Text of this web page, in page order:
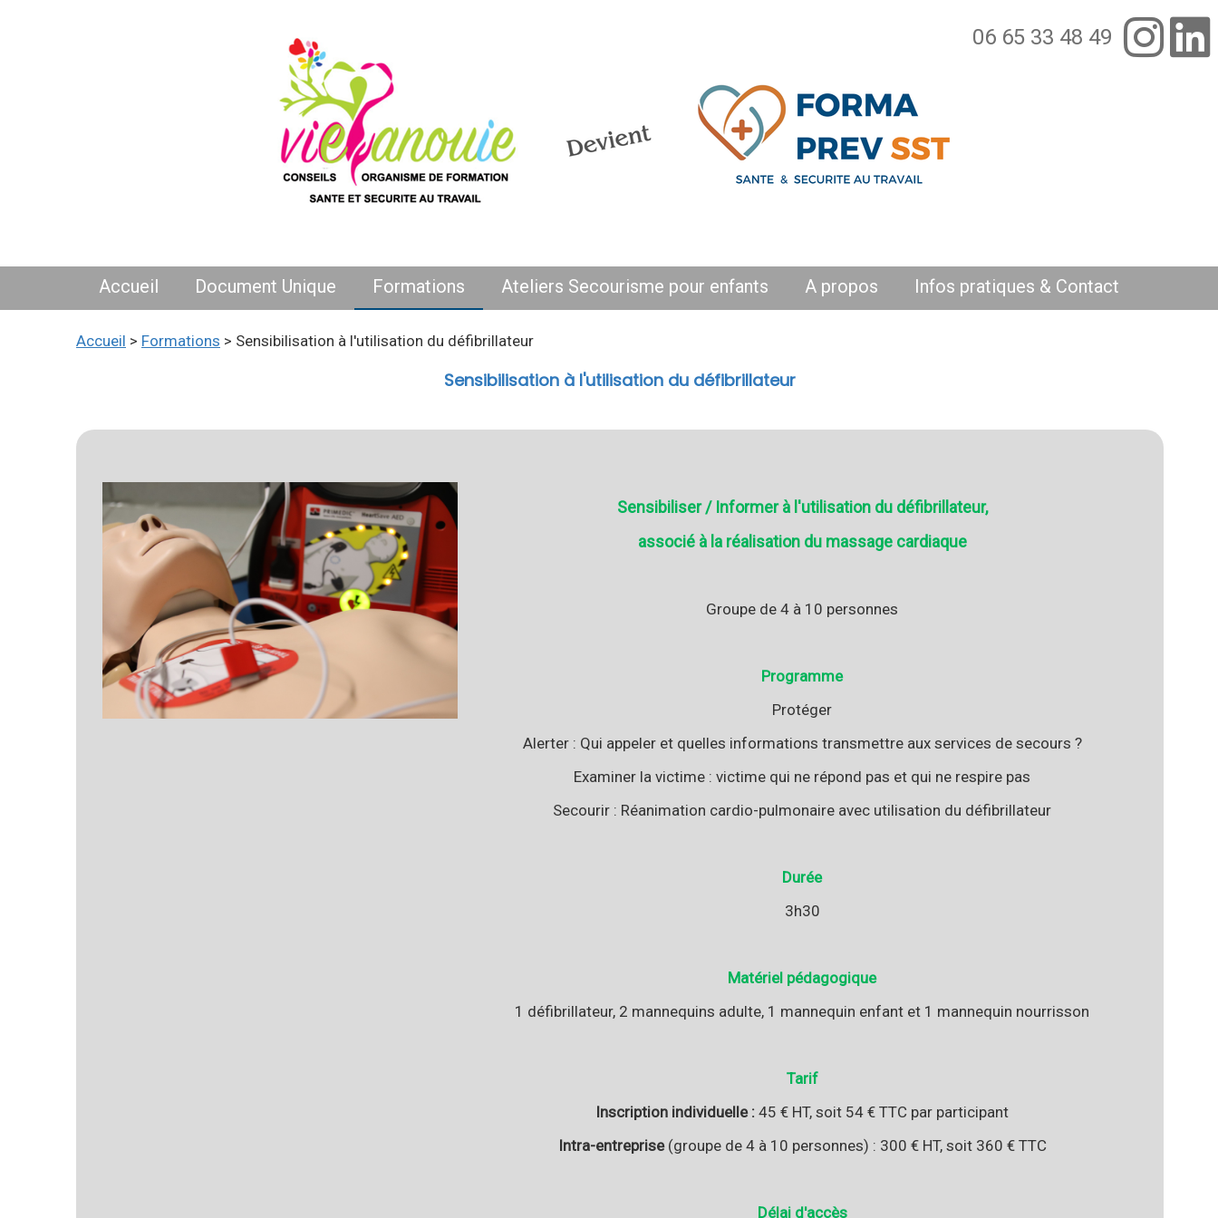
06 65 33 48 49
Accueil Document Unique Formations Ateliers Secourisme pour enfants A propos Infos pratiques & Contact
Accueil > Formations > Sensibilisation à l'utilisation du défibrillateur
Sensibilisation à l'utilisation du défibrillateur
Sensibiliser / Informer à l'utilisation du défibrillateur,
associé à la réalisation du massage cardiaque
Groupe de 4 à 10 personnes
Programme
Protéger
Alerter : Qui appeler et quelles informations transmettre aux services de secours ?
Examiner la victime : victime qui ne répond pas et qui ne respire pas
Secourir : Réanimation cardio-pulmonaire avec utilisation du défibrillateur
Durée
3h30
Matériel pédagogique
1 défibrillateur, 2 mannequins adulte, 1 mannequin enfant et 1 mannequin nourrisson
Tarif
Inscription individuelle :45 € HT, soit 54 € TTC par participant
Intra-entreprise(groupe de 4 à 10 personnes) : 300 € HT, soit 360 € TTC
Délai d'accès